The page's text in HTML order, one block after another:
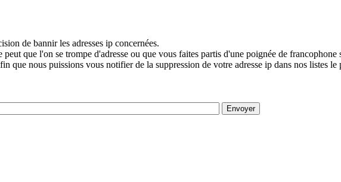
de bannir les adresses ip concernées.
que l'on se trompe d'adresse ou que vous faites partis d'une poignée de francophone
que nous puissions vous notifier de la suppression de votre adresse ip dans nos listes le